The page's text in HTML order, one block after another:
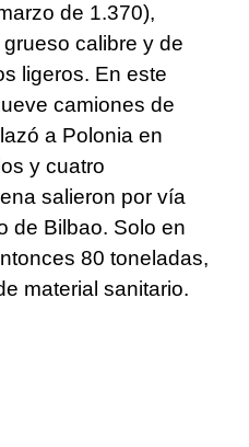
de 1.370),
calibre y de
ligeros. En este
camiones de
a Polonia en
y cuatro
salieron por vía
de Bilbao. Solo en
80 toneladas,
material sanitario.